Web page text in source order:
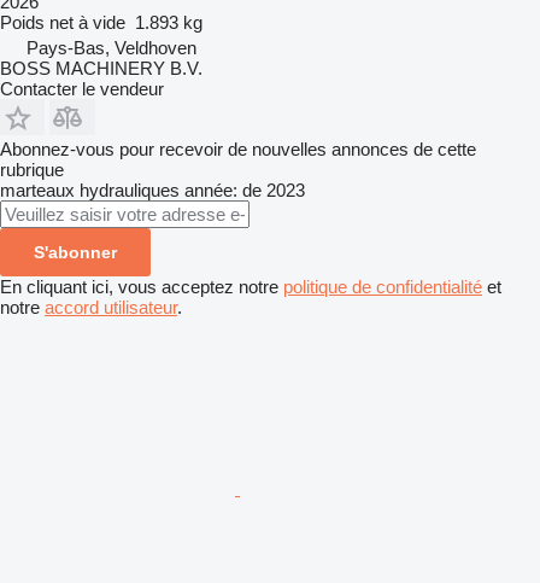
Poids net à vide 1.893 kg
Pays-Bas, Veldhoven
BOSS MACHINERY B.V.
Contacter le vendeur
Abonnez-vous pour recevoir de nouvelles annonces de cette
rubrique
marteaux hydrauliques année: de 2023
S'abonner
En cliquant ici, vous acceptez notre politique de confidentialité et
notre accord utilisateur.